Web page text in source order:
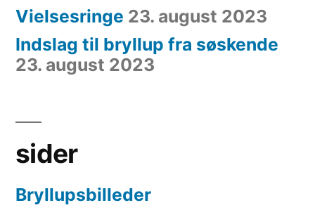
Vielsesringe 23. august 2023
Indslag til bryllup fra søskende
23. august 2023
sider
Bryllupsbilleder